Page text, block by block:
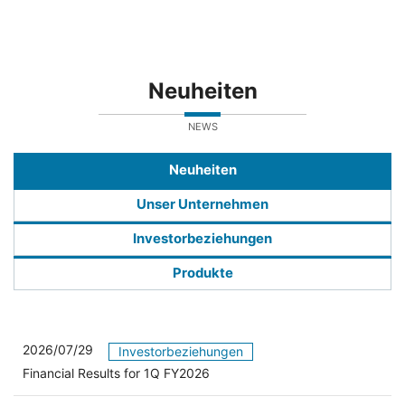
Neuheiten
NEWS
Neuheiten
Unser Unternehmen
Investorbeziehungen
Produkte
2026/07/29
Investorbeziehungen
Financial Results for 1Q FY2026